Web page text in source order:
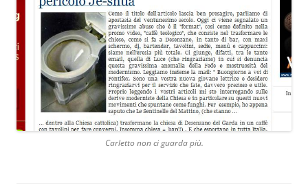
Carletto non ci guarda più.